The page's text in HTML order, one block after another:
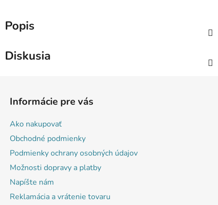
Popis
Diskusia
Informácie pre vás
Ako nakupovať
Obchodné podmienky
Podmienky ochrany osobných údajov
Možnosti dopravy a platby
Napíšte nám
Reklamácia a vrátenie tovaru